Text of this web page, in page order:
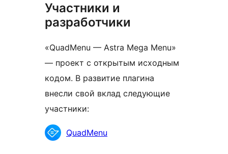
Участники и
разработчики
«QuadMenu — Astra Mega Menu»
— проект с открытым исходным
кодом. В развитие плагина
внесли свой вклад следующие
участники:
УчастникиQuadMenu